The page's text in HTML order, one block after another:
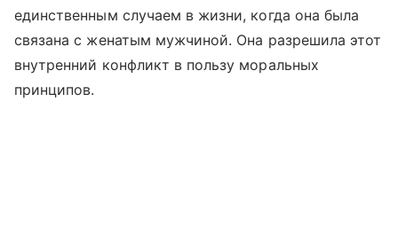
единственным случаем в жизни, когда она была
связана с женатым мужчиной. Она разрешила этот
внутренний конфликт в пользу моральных
принципов.